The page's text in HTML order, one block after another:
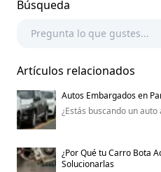
Búsqueda
Artículos relacionados
Autos Embargados en
¿Estás buscando un
¿Por Qué tu Carro Bota
Solucionarlas